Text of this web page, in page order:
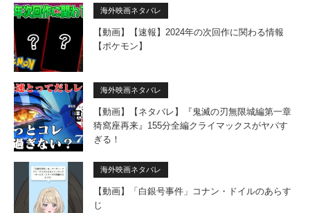
海外映画ネタバレ
【動画】【速報】2024年の次回作に関わる情報
【ポケモン】
海外映画ネタバレ
【動画】【ネタバレ】『鬼滅の刃無限城編第一章
猗窩座再来』155分全編クライマックスがヤバす
ぎる！
海外映画ネタバレ
【動画】「白銀号事件」コナン・ドイルのあらす
じ